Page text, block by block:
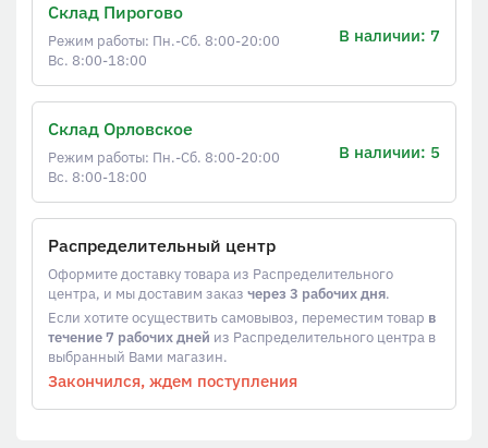
Склад Пирогово
Режим работы: Пн.-Сб. 8:00-20:00
Вс. 8:00-18:00
В наличии: 7
Склад Орловское
Режим работы: Пн.-Сб. 8:00-20:00
Вс. 8:00-18:00
В наличии: 5
Распределительный центр
Оформите доставку товара из Распределительного
центра, и мы доставим заказ через 3 рабочих дня.
Если хотите осуществить самовывоз, переместим товар в
течение 7 рабочих дней из Распределительного центра в
выбранный Вами магазин.
Закончился, ждем поступления